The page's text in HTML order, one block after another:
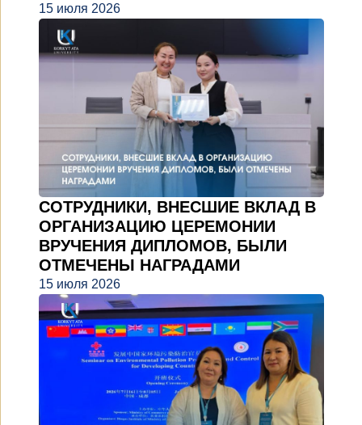
15 июля 2026
СОТРУДНИКИ, ВНЕСШИЕ ВКЛАД В
ОРГАНИЗАЦИЮ ЦЕРЕМОНИИ
ВРУЧЕНИЯ ДИПЛОМОВ, БЫЛИ
ОТМЕЧЕНЫ НАГРАДАМИ
15 июля 2026